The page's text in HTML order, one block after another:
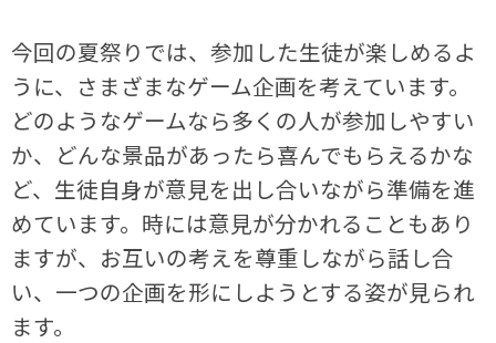
今回の夏祭りでは、参加した生徒が楽しめるよ
うに、さまざまなゲーム企画を考えています。
どのようなゲームなら多くの人が参加しやすい
か、どんな景品があったら喜んでもらえるかな
ど、生徒自身が意見を出し合いながら準備を進
めています。時には意見が分かれることもあり
ますが、お互いの考えを尊重しながら話し合
い、一つの企画を形にしようとする姿が見られ
ます。